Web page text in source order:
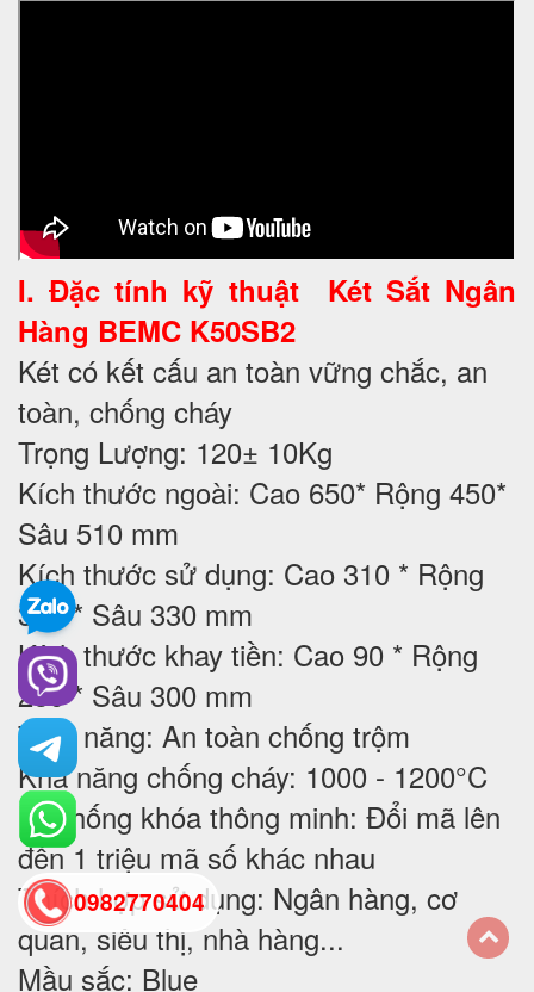
I. Đặc tính kỹ thuật
Két Sắt Ngân
Hàng BEMC K50SB2
Két có kết cấu an toàn vững chắc, an
toàn, chống cháy
Trọng Lượng: 120± 10Kg
Kích thước ngoài: Cao 650* Rộng 450*
Sâu 510 mm
Kích thước sử dụng: Cao 310 * Rộng
340 * Sâu 330 mm
Kích thước khay tiền: Cao 90 * Rộng
230 * Sâu 300 mm
Tính năng: An toàn chống trộm
Khả năng chống cháy: 1000 - 1200°C
Hệ thống khóa thông minh: Đổi mã lên
đến 1 triệu mã số khác nhau
Thích hợp sử dụng: Ngân hàng, cơ
quan, siêu thị, nhà hàng...
Mầu sắc: Blue
0982770404